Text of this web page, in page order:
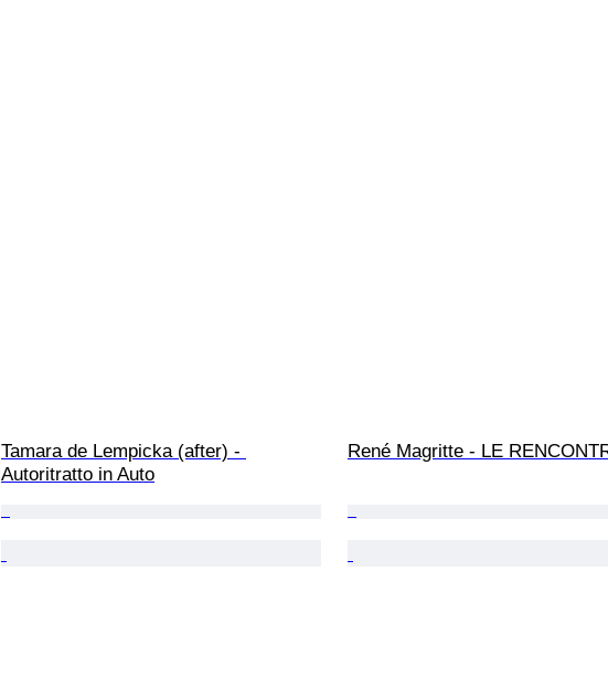
Tamara de Lempicka (after) -
Autoritratto in Auto
René Magritte - LE